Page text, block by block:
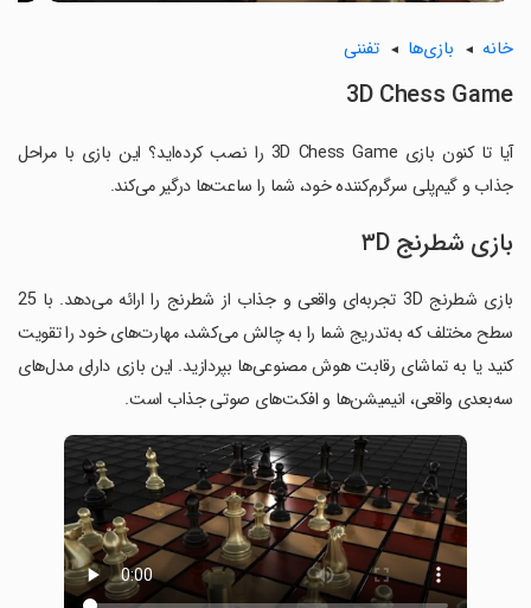
خانه بازی‌ها تفننی
3D Chess Game
آیا تا کنون بازی 3D Chess Game را نصب کرده‌اید؟ این بازی با مراحل
جذاب و گیم‌پلی سرگرم‌کننده خود، شما را ساعت‌ها درگیر می‌کند.
بازی شطرنج ۳D
بازی شطرنج 3D تجربه‌ای واقعی و جذاب از شطرنج را ارائه می‌دهد. با 25
سطح مختلف که به‌تدریج شما را به چالش می‌کشد، مهارت‌های خود را تقویت
کنید یا به تماشای رقابت هوش مصنوعی‌ها بپردازید. این بازی دارای مدل‌های
سه‌بعدی واقعی، انیمیشن‌ها و افکت‌های صوتی جذاب است.